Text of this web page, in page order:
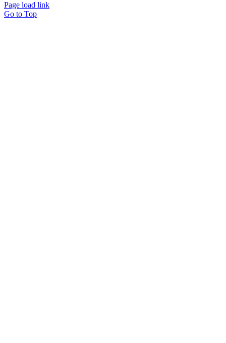
Page load link
Go to Top